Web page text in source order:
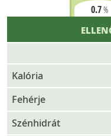
0.7%
Kalória
Fehérje
Szénhidrát